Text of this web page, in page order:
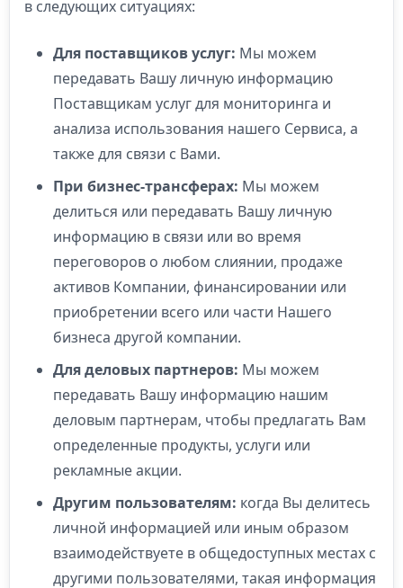
в следующих ситуациях:
Для поставщиков услуг: Мы можем
передавать Вашу личную информацию
Поставщикам услуг для мониторинга и
анализа использования нашего Сервиса, а
также для связи с Вами.
При бизнес-трансферах: Мы можем
делиться или передавать Вашу личную
информацию в связи или во время
переговоров о любом слиянии, продаже
активов Компании, финансировании или
приобретении всего или части Нашего
бизнеса другой компании.
Для деловых партнеров: Мы можем
передавать Вашу информацию нашим
деловым партнерам, чтобы предлагать Вам
определенные продукты, услуги или
рекламные акции.
Другим пользователям: когда Вы делитесь
личной информацией или иным образом
взаимодействуете в общедоступных местах с
другими пользователями, такая информация